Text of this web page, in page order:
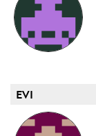
EVI